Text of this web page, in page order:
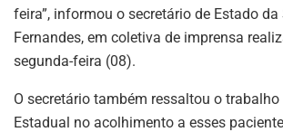
feira”, informou o secretário de Estado da
Fernandes, em coletiva de imprensa
segunda-feira (08).
O secretário também ressaltou o trabalho
Estadual no acolhimento a esses